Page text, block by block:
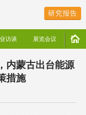
研究报告
访谈 展览会议
内蒙古出台能源
措施